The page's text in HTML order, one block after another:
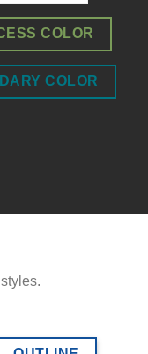
COLOR
COLOR